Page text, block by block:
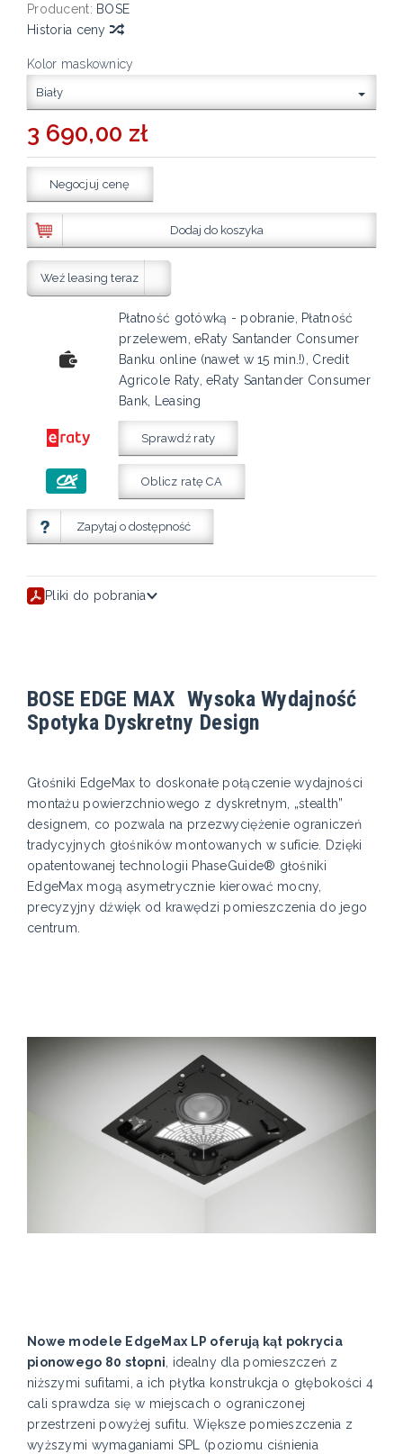
Producent: BOSE
Historia ceny
Kolor maskownicy
Biały
3 690,00 zł
Negocjuj cenę
Dodaj do koszyka
Weź leasing teraz
Płatność gotówką - pobranie, Płatność
przelewem, eRaty Santander Consumer
Banku online (nawet w 15 min.!), Credit
Agricole Raty, eRaty Santander Consumer
Bank, Leasing
Sprawdź raty
Oblicz ratę CA
Zapytaj o dostępność
Pliki do pobrania
BOSE EDGE MAX Wysoka Wydajność
Spotyka Dyskretny Design
Głośniki EdgeMax to doskonałe połączenie wydajności
montażu powierzchniowego z dyskretnym, „stealth”
designem, co pozwala na przezwyciężenie ograniczeń
tradycyjnych głośników montowanych w suficie. Dzięki
opatentowanej technologii PhaseGuide® głośniki
EdgeMax mogą asymetrycznie kierować mocny,
precyzyjny dźwięk od krawędzi pomieszczenia do jego
centrum.
Nowe modele EdgeMax LP oferują kąt pokrycia
pionowego 80 stopni , idealny dla pomieszczeń z
niższymi sufitami, a ich płytka konstrukcja o głębokości 4
cali sprawdza się w miejscach o ograniczonej
przestrzeni powyżej sufitu. Większe pomieszczenia z
wyższymi wymaganiami SPL (poziomu ciśnienia